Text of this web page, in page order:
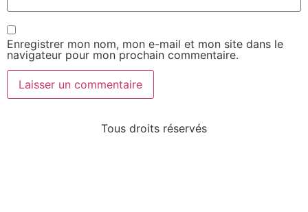
Enregistrer mon nom, mon e-mail et mon site dans le
navigateur pour mon prochain commentaire.
Tous droits réservés